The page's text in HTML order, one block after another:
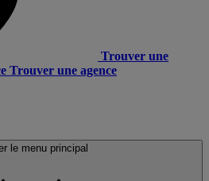
Trouver une
Trouver une agence
le menu principal